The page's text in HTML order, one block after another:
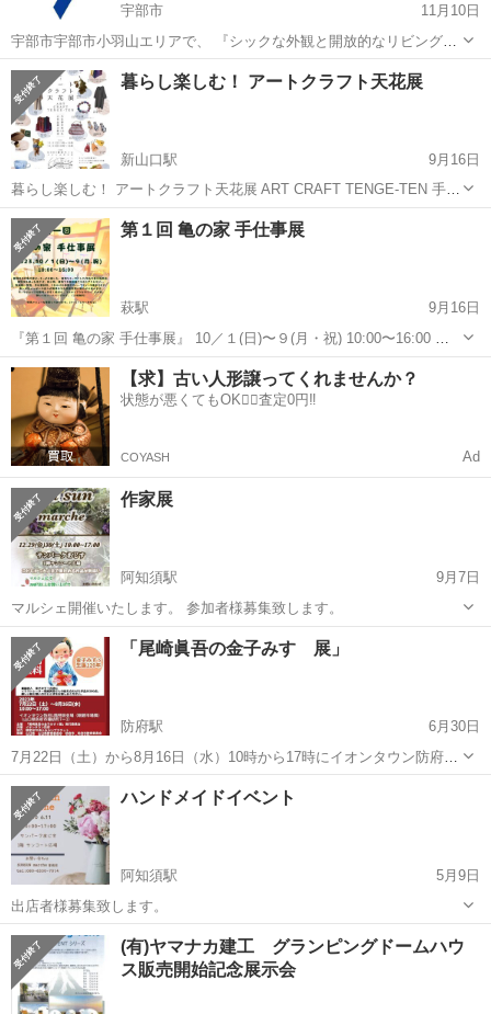
宇部市
11月10日
宇部市宇部市小羽山エリアで、 『シックな外観と開放的なリビングが
ある平家』が完成しました。 ＼ 見学会場の設計ポイント ／ ■ 板張り
の勾配天井と空調効率をアップさせるシーリングファン ■ 三角アーチ
の出入...
山口 宇部市 展示会 会場
暮らし楽しむ！ アートクラフト天花展
新山口駅
9月16日
暮らし楽しむ！ アートクラフト天花展 ART CRAFT TENGE-TEN 手仕
事作品18名の作品展示販売 11／ 11(土) 11時〜16時 12(日) 10時〜15時
［会場］ KDDI維新ホー...
山口 山口市 新山口駅 展示会 さをり織り
第１回 亀の家 手仕事展
萩駅
9月16日
『第１回 亀の家 手仕事展』 10／１(日)〜９(月・祝) 10:00〜16:00 着
物をテーマにした作品の展示販売会。 着物地を使った手さげ、和小
物、着物でも普段着でも合うアクセサリー、陶磁器、写真、手仕事材
料、こだわ...
山口 萩市 萩駅 展示会 古民家
【求】古い人形譲ってくれませんか？
状態が悪くてもOK🙆‍♀️査定0円‼️
COYASH Ad
作家展
阿知須駅
9月7日
マルシェ開催いたします。 参加者様募集致します。
山口 山口市 阿知須駅 展示会 作家
「尾崎眞吾の金子みすゞ展」
防府駅
6月30日
7月22日（土）から8月16日（水）10時から17時にイオンタウン防府1F
特設会場で「尾崎眞吾の金子みすゞ展」童謡詩人 金子みすゞの詩
に イラストレーター尾崎眞吾さんの絵を合わせた作品200点を展示。
優しい絵と憩いのひととき...
山口 防府市 防府駅 展示会 npo
ハンドメイドイベント
阿知須駅
5月9日
出店者様募集致します。
山口 山口市 阿知須駅 展示会 ハンドメイド
(有)ヤマナカ建工 グランピングドームハウ
ス販売開始記念展示会